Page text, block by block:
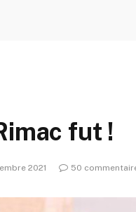
fut !
2021 50